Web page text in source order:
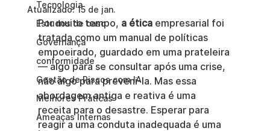
Tecnologia
Estudos de caso
Governança
conformidade
Gestão de Riscos com IA
Melhores Práticas
Ameaças Internas
Atualizado:15 de jan.
Por muito tempo, a ética empresarial foi
tratada como um manual de políticas
empoeirado, guardado em uma prateleira
— algo para se consultar após uma crise,
não algo para preveni-la. Mas essa
abordagem antiga e reativa é uma
receita para o desastre. Esperar para
reagir a uma conduta inadequada é uma